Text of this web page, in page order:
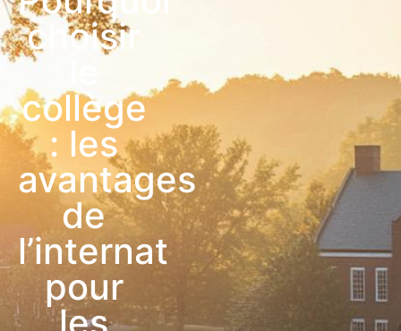
choisir
collège
: les
avantages
de
l’internat
pour